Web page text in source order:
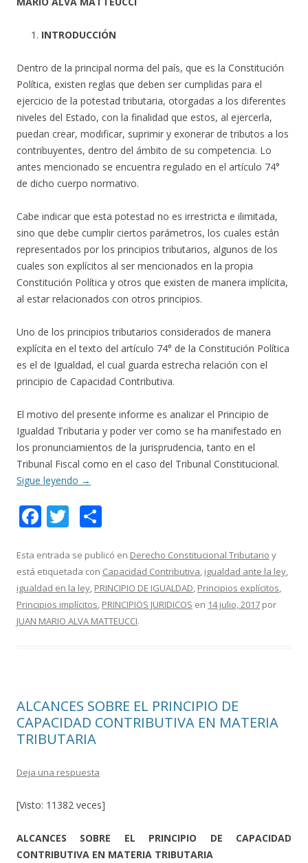
INTRODUCCIÓN
Dentro de la principal norma del país, que es la Constitución
Política, existen reglas que deben ser cumplidas para el
ejercicio de la potestad tributaria, otorgadas a los diferentes
niveles del Estado, con la finalidad que estos, al ejercerla,
puedan crear, modificar, suprimir y exonerar de tributos a los
contribuyentes, dentro del ámbito de su competencia. Lo
antes mencionado se encuentra regulado en el artículo 74°
de dicho cuerpo normativo.
Cabe indicar que esta potestad no es irrestricta e ilimitada,
sino que debe cumplir ciertos parámetros, los cuales están
representados por los principios tributarios, algunos de los
cuales son explícitos al ser mencionados en la propia
Constitución Política y otros que existen de manera implícita,
al estar relacionados con otros principios.
Uno de los principios tributarios considerados de manera
explícita en el texto del artículo 74° de la Constitución Política
es el de Igualdad, el cual guarda estrecha relación con el
principio de Capacidad Contributiva.
El motivo del presente informe es analizar el Principio de
Igualdad Tributaria y poder ver como se ha manifestado en
los pronunciamientos de la jurisprudencia, tanto en el
Tribunal Fiscal como en el caso del Tribunal Constitucional.
Sigue leyendo →
F
e
b
o
o
T
itt
er
m
p
ar
ti
Esta entrada se publicó en Derecho Constitucional Tributario y
está etiquetada con Capacidad Contributiva, igualdad ante la ley,
igualdad en la ley, PRINCIPIO DE IGUALDAD, Principios explícitos,
Principios implícitos, PRINCIPIOS JURIDICOS en 14 julio, 2017 por
JUAN MARIO ALVA MATTEUCCI.
ALCANCES SOBRE EL PRINCIPIO DE
CAPACIDAD CONTRIBUTIVA EN MATERIA
TRIBUTARIA
Deja una respuesta
[Visto: 11382 veces]
ALCANCES SOBRE EL PRINCIPIO DE CAPACIDAD
CONTRIBUTIVA EN MATERIA TRIBUTARIA